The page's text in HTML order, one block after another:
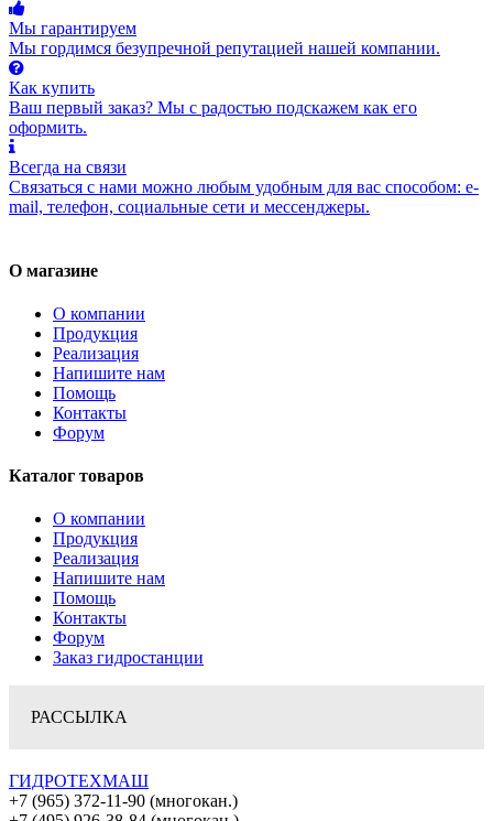
Мы гарантируем
Мы гордимся безупречной репутацией нашей компании.
Как купить
Ваш первый заказ? Мы с радостью подскажем как его
оформить.
Всегда на связи
Связаться с нами можно любым удобным для вас способом: e-
mail, телефон, социальные сети и мессенджеры.
О магазине
О компании
Продукция
Реализация
Напишите нам
Помощь
Контакты
Форум
Каталог товаров
О компании
Продукция
Реализация
Напишите нам
Помощь
Контакты
Форум
Заказ гидростанции
РАССЫЛКА
ГИДРОТЕХМАШ
+7 (965) 372-11-90 (многокан.)